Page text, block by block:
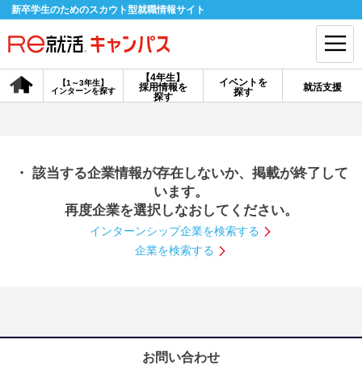
新卒学生のためのスカウト型就職情報サイト
【4年生】
採用情報を
探す
【1～3年生】
インターンを探す
イベントを
探す
就活支援
会員登録 ログイン
探す
【4年生】
説明会を探す
インターンを探す
就活ノウハウ・サポート
・ 該当する企業情報が存在しないか、掲載が終了して
います。
再度企業を選択しなおしてください。
インターンシップ企業を検索する
企業を検索する
お問い合わせ